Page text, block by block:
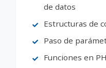
de datos
Estructuras de
Paso de
Funciones en